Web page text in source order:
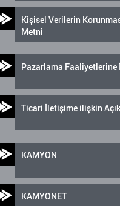
Kişisel Verilerin
Metni
Pazarlama Faaliyetlerine
Ticari İletişime ilişkin
KAMYON
KAMYONET